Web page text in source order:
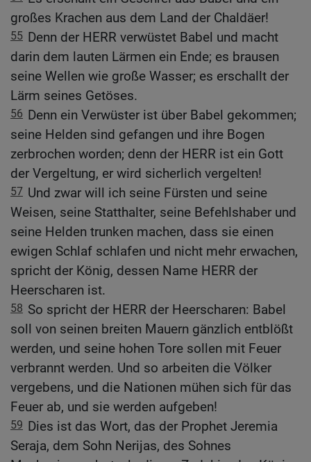
großes Krachen aus dem Land der Chaldäer!
55 Denn der HERR verwüstet Babel und macht
darin dem lauten Lärmen ein Ende; es brausen
seine Wellen wie große Wasser; es erschallt der
Lärm seines Getöses.
56 Denn ein Verwüster ist über Babel gekommen;
seine Helden sind gefangen und ihre Bogen
zerbrochen worden; denn der HERR ist ein Gott
der Vergeltung, er wird sicherlich vergelten!
57 Und zwar will ich seine Fürsten und seine
Weisen, seine Statthalter, seine Befehlshaber und
seine Helden trunken machen, dass sie einen
ewigen Schlaf schlafen und nicht mehr erwachen,
spricht der König, dessen Name HERR der
Heerscharen ist.
58 So spricht der HERR der Heerscharen: Babel
soll von seinen breiten Mauern gänzlich entblößt
werden, und seine hohen Tore sollen mit Feuer
verbrannt werden. Und so arbeiten die Völker
vergebens, und die Nationen mühen sich für das
Feuer ab, und sie werden aufgeben!
59 Dies ist das Wort, das der Prophet Jeremia
Seraja, dem Sohn Nerijas, des Sohnes